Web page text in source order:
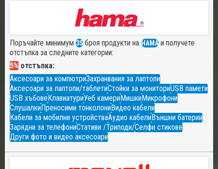
Поръчайте минимум 35 броя продукти на HAMA и получете
отстъпка за следните категории:
5% отстъпка:
Аксесоари за компютриЗахранвания за лаптопи
Аксесоари за лаптопи/таблетиСтойки за мониториUSB памети
USB хъбовеКлавиатуриУеб камериМишкиМикрофони
СлушалкиПреносими тонколониВидео кабели
Кабели за мобилни устройстваАудио кабелиВъншни батерии
Зарядни за телефониСтативи /Триподи/Селфи стикове
Други фото и видео аксесоари